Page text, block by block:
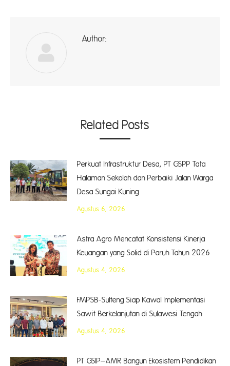
Author:
Related Posts
Perkuat Infrastruktur Desa, PT GSPP Tata
Halaman Sekolah dan Perbaiki Jalan Warga
Desa Sungai Kuning
Agustus 6, 2026
Astra Agro Mencatat Konsistensi Kinerja
Keuangan yang Solid di Paruh Tahun 2026
Agustus 4, 2026
FMPSB-Sulteng Siap Kawal Implementasi
Sawit Berkelanjutan di Sulawesi Tengah
Agustus 4, 2026
PT GSIP–AMR Bangun Ekosistem Pendidikan